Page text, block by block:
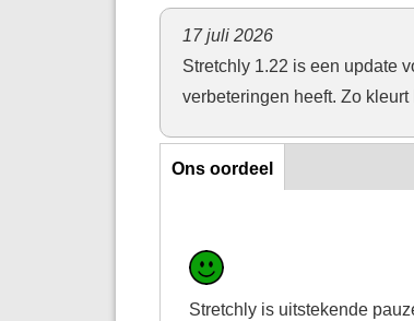
17 juli 2026
Stretchly 1.22 is een update
verbeteringen heeft. Zo
Ons oordeel
Ons oordeel
Stretchly is uitstekende